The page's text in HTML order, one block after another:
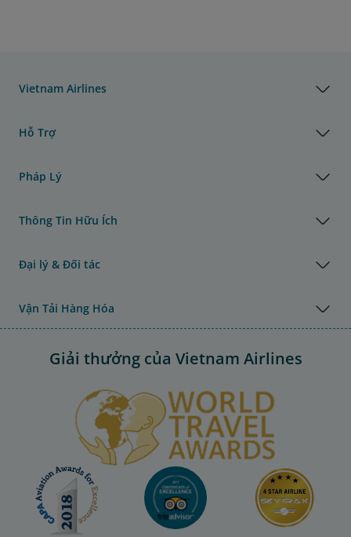
Vietnam Airlines
Hỗ Trợ
Pháp Lý
Thông Tin Hữu Ích
Đại lý & Đối tác
Vận Tải Hàng Hóa
Giải thưởng của Vietnam Airlines